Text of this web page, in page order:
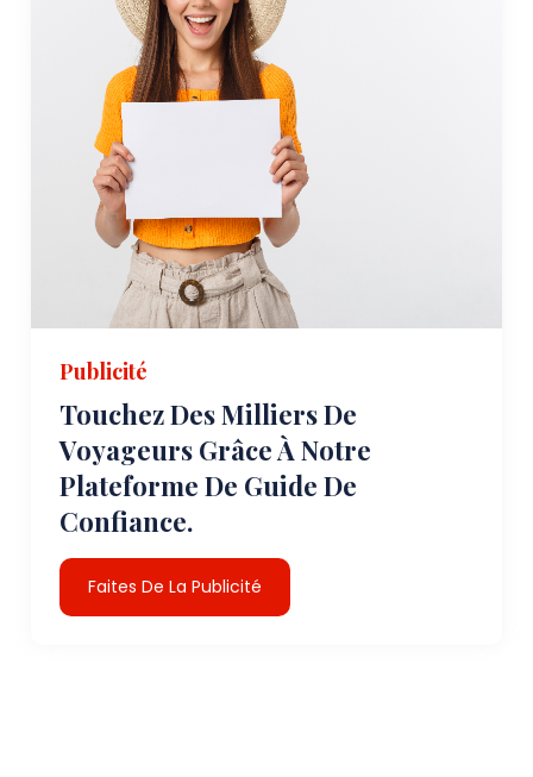
Publicité
Touchez Des Milliers De
Voyageurs Grâce À Notre
Plateforme De Guide De
Confiance.
Faites De La Publicité